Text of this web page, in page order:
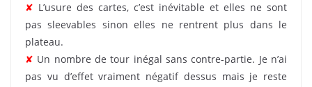
✘ L’usure des cartes, c’est inévitable et elles ne sont
pas sleevables sinon elles ne rentrent plus dans le
plateau.
✘ Un nombre de tour inégal sans contre-partie. Je n’ai
pas vu d’effet vraiment négatif dessus mais je reste